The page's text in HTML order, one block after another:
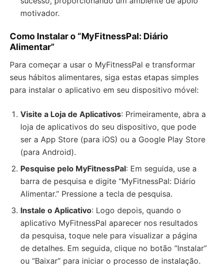
motivador.
Como Instalar o “MyFitnessPal: Diário
Alimentar”
Para começar a usar o MyFitnessPal e transformar
seus hábitos alimentares, siga estas etapas simples
para instalar o aplicativo em seu dispositivo móvel:
Visite a Loja de Aplicativos: Primeiramente, abra a
loja de aplicativos do seu dispositivo, que pode
ser a App Store (para iOS) ou a Google Play Store
(para Android).
Pesquise pelo MyFitnessPal: Em seguida, use a
barra de pesquisa e digite “MyFitnessPal: Diário
Alimentar.” Pressione a tecla de pesquisa.
Instale o Aplicativo: Logo depois, quando o
aplicativo MyFitnessPal aparecer nos resultados
da pesquisa, toque nele para visualizar a página
de detalhes. Em seguida, clique no botão “Instalar”
ou “Baixar” para iniciar o processo de instalação.